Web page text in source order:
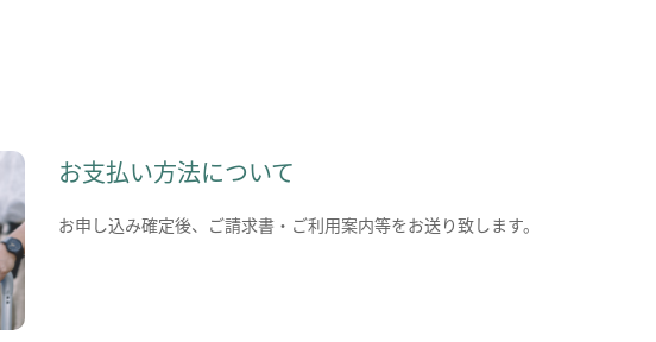
お支払い方法について
お申し込み確定後、ご請求書・ご利用案内等をお送り致します。